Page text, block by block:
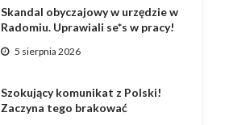
Skandal obyczajowy w urzędzie w
Radomiu. Uprawiali se*s w pracy!
5 sierpnia 2026
Szokujący komunikat z Polski!
Zaczyna tego brakować